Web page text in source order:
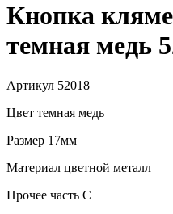
Кнопка
темная медь
Артикул 52018
Цвет темная медь
Размер 17мм
Материал цветной металл
Прочее часть С